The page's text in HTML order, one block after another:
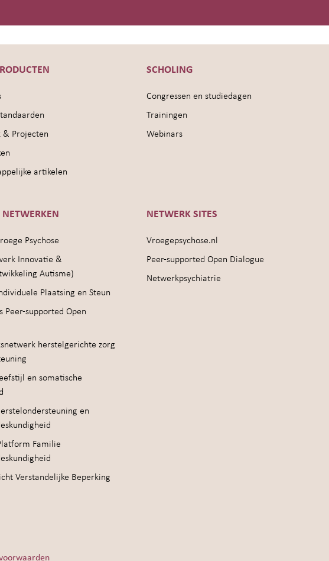
& Projecten
artikelen
SCHOLING
Congressen en studiedagen
Trainingen
Webinars
NETWERKEN
Psychose
Innovatie &
Autisme)
Plaatsing en Steun
Peer-supported Open
herstelgerichte zorg
en somatische
en
Familie
Verstandelijke Beperking
NETWERK SITES
Vroegepsychose.nl
Peer-supported Open Dialogue
Netwerkpsychiatrie